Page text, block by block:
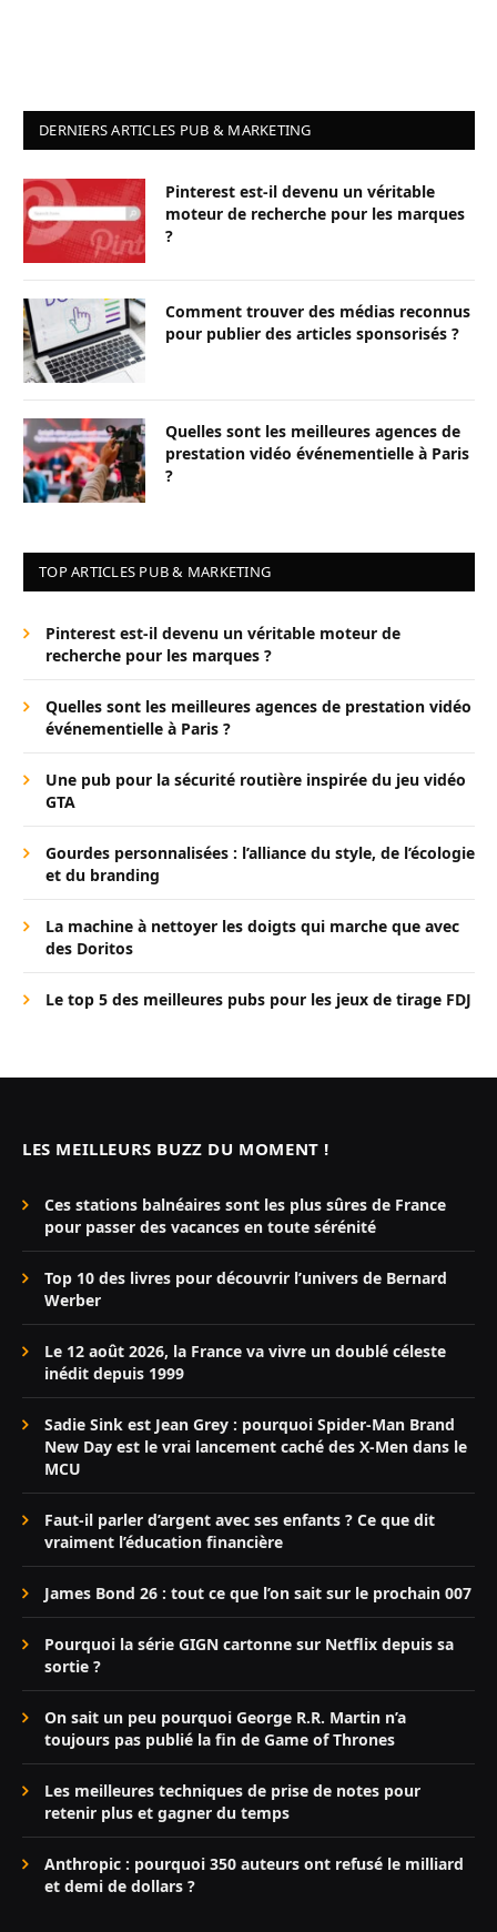
DERNIERS ARTICLES PUB & MARKETING
Pinterest est-il devenu un véritable
moteur de recherche pour les marques
?
Comment trouver des médias reconnus
pour publier des articles sponsorisés ?
Quelles sont les meilleures agences de
prestation vidéo événementielle à Paris
?
TOP ARTICLES PUB & MARKETING
Pinterest est-il devenu un véritable moteur de
recherche pour les marques ?
Quelles sont les meilleures agences de prestation vidéo
événementielle à Paris ?
Une pub pour la sécurité routière inspirée du jeu vidéo
GTA
Gourdes personnalisées : l’alliance du style, de l’écologie
et du branding
La machine à nettoyer les doigts qui marche que avec
des Doritos
Le top 5 des meilleures pubs pour les jeux de tirage FDJ
LES MEILLEURS BUZZ DU MOMENT !
Ces stations balnéaires sont les plus sûres de France
pour passer des vacances en toute sérénité
Top 10 des livres pour découvrir l’univers de Bernard
Werber
Le 12 août 2026, la France va vivre un doublé céleste
inédit depuis 1999
Sadie Sink est Jean Grey : pourquoi Spider-Man Brand
New Day est le vrai lancement caché des X-Men dans le
MCU
Faut-il parler d’argent avec ses enfants ? Ce que dit
vraiment l’éducation financière
James Bond 26 : tout ce que l’on sait sur le prochain 007
Pourquoi la série GIGN cartonne sur Netflix depuis sa
sortie ?
On sait un peu pourquoi George R.R. Martin n’a
toujours pas publié la fin de Game of Thrones
Les meilleures techniques de prise de notes pour
retenir plus et gagner du temps
Anthropic : pourquoi 350 auteurs ont refusé le milliard
et demi de dollars ?